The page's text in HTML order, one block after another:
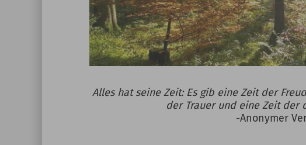
Alles hat seine Zeit: Es gib eine Zeit der
der Trauer und eine Zeit der
-Anonymer